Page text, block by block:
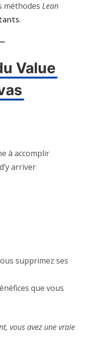
méthodesLean
.
Value
à accomplir
arriver
supprimez ses
que vous
vous avez unevraie